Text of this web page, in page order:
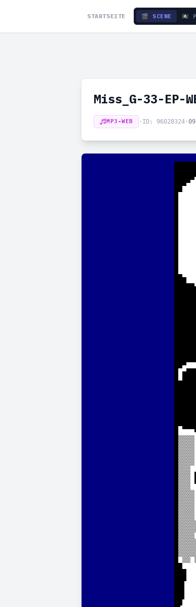
STARTSEITE 🎬 SCENE 🏴‍☠️
Miss_G-33-EP-
MP3-WEB • ID: 96028324•